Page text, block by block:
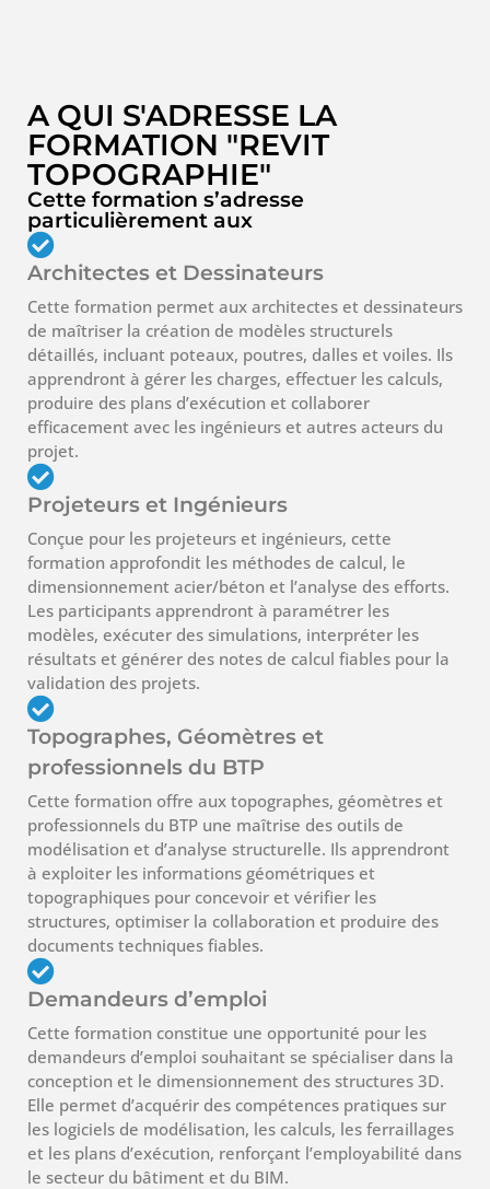
A QUI S'ADRESSE LA
FORMATION "REVIT
TOPOGRAPHIE"
Cette formation s’adresse
particulièrement aux
Architectes et Dessinateurs
Cette formation permet aux architectes et dessinateurs
de maîtriser la création de modèles structurels
détaillés, incluant poteaux, poutres, dalles et voiles. Ils
apprendront à gérer les charges, effectuer les calculs,
produire des plans d’exécution et collaborer
efficacement avec les ingénieurs et autres acteurs du
projet.
Projeteurs et Ingénieurs
Conçue pour les projeteurs et ingénieurs, cette
formation approfondit les méthodes de calcul, le
dimensionnement acier/béton et l’analyse des efforts.
Les participants apprendront à paramétrer les
modèles, exécuter des simulations, interpréter les
résultats et générer des notes de calcul fiables pour la
validation des projets.
Topographes, Géomètres et
professionnels du BTP
Cette formation offre aux topographes, géomètres et
professionnels du BTP une maîtrise des outils de
modélisation et d’analyse structurelle. Ils apprendront
à exploiter les informations géométriques et
topographiques pour concevoir et vérifier les
structures, optimiser la collaboration et produire des
documents techniques fiables.
Demandeurs d’emploi
Cette formation constitue une opportunité pour les
demandeurs d’emploi souhaitant se spécialiser dans la
conception et le dimensionnement des structures 3D.
Elle permet d’acquérir des compétences pratiques sur
les logiciels de modélisation, les calculs, les ferraillages
et les plans d’exécution, renforçant l’employabilité dans
le secteur du bâtiment et du BIM.